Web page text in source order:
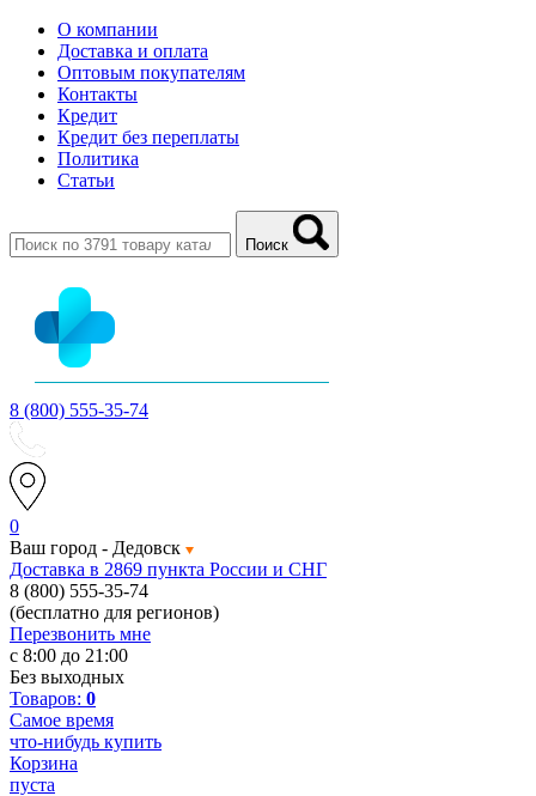
О компании
Доставка и оплата
Оптовым покупателям
Контакты
Кредит
Кредит без переплаты
Политика
Статьи
Поиск
8 (800) 555-35-74
0
Ваш город - Дедовск
Доставка в 2869 пункта России и СНГ
8 (800) 555-35-74
(бесплатно для регионов)
Перезвонить мне
с 8:00 до 21:00
Без выходных
Товаров: 0
Самое время
что-нибудь купить
Корзина
пуста